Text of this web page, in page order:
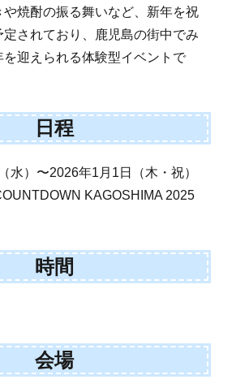
や焼酎の振る舞いなど、新年を祝
定されており、鹿児島の街中でみ
を迎えられる体験型イベントで
日程
水）〜2026年1月1日（木・祝）
KAGOSHIMA 2025
時間
会場